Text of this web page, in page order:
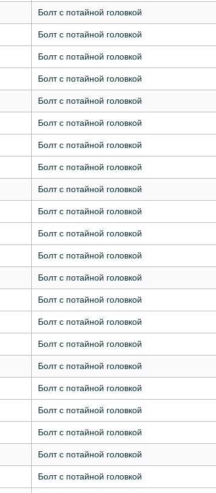
Болт с потайной головкой
Болт с потайной головкой
Болт с потайной головкой
Болт с потайной головкой
Болт с потайной головкой
Болт с потайной головкой
Болт с потайной головкой
Болт с потайной головкой
Болт с потайной головкой
Болт с потайной головкой
Болт с потайной головкой
Болт с потайной головкой
Болт с потайной головкой
Болт с потайной головкой
Болт с потайной головкой
Болт с потайной головкой
Болт с потайной головкой
Болт с потайной головкой
Болт с потайной головкой
Болт с потайной головкой
Болт с потайной головкой
Болт с потайной головкой